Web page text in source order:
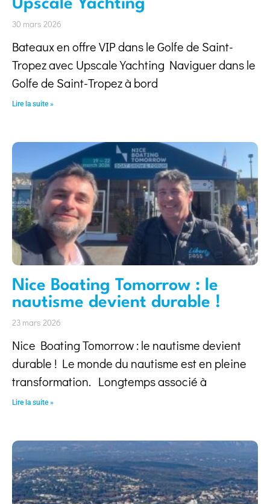
Upscale Yachting
30 mars 2026
Bateaux en offre VIP dans le Golfe de Saint-
Tropez avec Upscale Yachting Naviguer dans le
Golfe de Saint-Tropez à bord
Lire la suite »
Nice Boating Tomorrow : le
nautisme devient durable !
23 mars 2026
Nice Boating Tomorrow : le nautisme devient
durable ! Le monde du nautisme est en pleine
transformation. Longtemps associé à
Lire la suite »